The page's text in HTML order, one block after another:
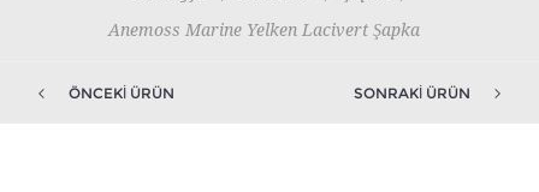
Anemoss Marine Yelken Lacivert Şapka
ÖNCEKI ÜRÜN SONRAKI ÜRÜN